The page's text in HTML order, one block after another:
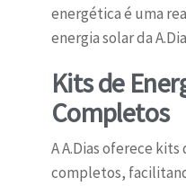
energética é uma
energia solar da
Kits de
Completos
A A.Dias oferece
completos,